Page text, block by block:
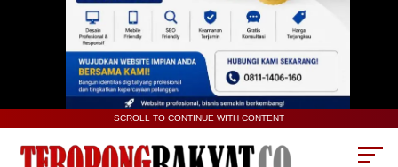
SCROLL TO CONTINUE WITH CONTENT